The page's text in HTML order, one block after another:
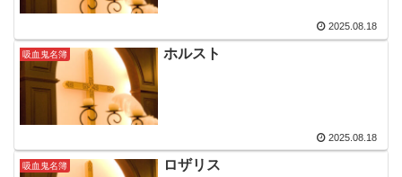
2025.08.18
吸血鬼名簿 ホルスト
2025.08.18
吸血鬼名簿 ロザリス